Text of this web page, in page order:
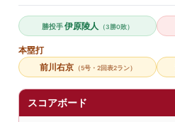
勝投手伊原陵人 （3勝0敗）
本塁打
前川右京 （5号・2回表2ラン）
スコアボード